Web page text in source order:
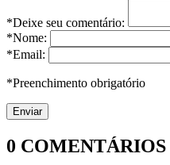
*Deixe seu comentário:
*Nome:
*Email:
*Preenchimento obrigatório
0 COMENTÁRIOS